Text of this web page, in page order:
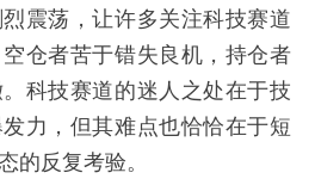
震荡，让许多关注科技赛道
仓者苦于错失良机，持仓者
科技赛道的迷人之处在于技
力，但其难点也恰恰在于短
的反复考验。